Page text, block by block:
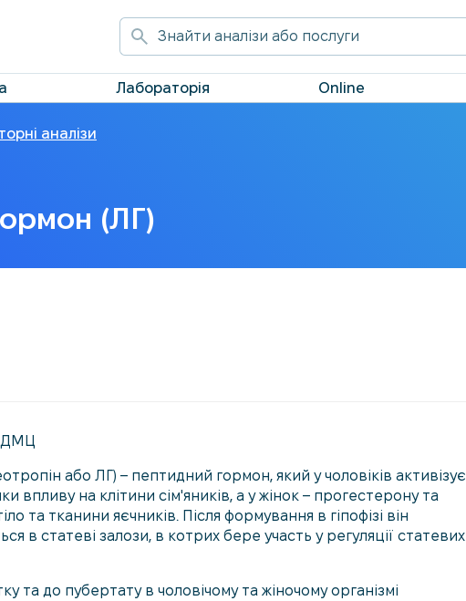
Лабораторія Online
аналізи
(ЛГ)
або ЛГ) – пептидний гормон, який у чоловіків активізує
впливу на клітини сім'яників, а у жінок – прогестерону та
та тканини яєчників. Після формування в гіпофізі він
в статеві залози, в котрих бере участь у регуляції статевих
та до пубертату в чоловічому та жіночому організмі